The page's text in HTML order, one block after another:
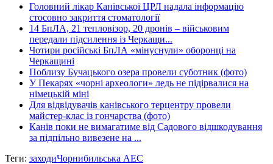
Головний лікар Канівської ЦРЛ надала інформацію
стосовно закриття стоматології
14 БпЛА, 21 тепловізор, 20 дронів – військовим
передали підсилення із Черкащи...
Чотири російські БпЛА «мінуснули» оборонці на
Черкащині
Поблизу Бучацького озера провели суботник (фото)
У Пекарях «чорні археологи» ледь не підірвалися на
німецькій міні
Для відвідувачів канівського терцентру провели
майстер-клас із гончарства (фото)
Канів поки не вимагатиме від Садового відшкодування
за підпільно вивезене на ...
Теги: заходиЧорнибильська АЕС